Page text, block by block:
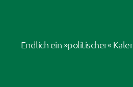
Endlich ein »politischer«